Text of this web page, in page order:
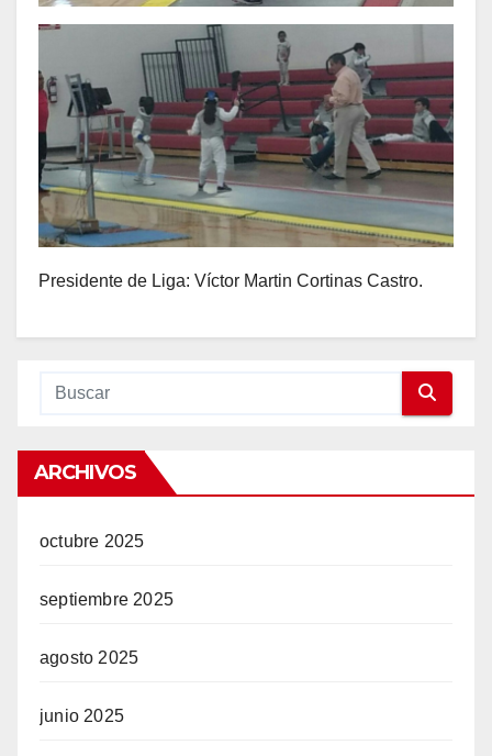
Presidente de Liga: Víctor Martin Cortinas Castro.
ARCHIVOS
octubre 2025
septiembre 2025
agosto 2025
junio 2025